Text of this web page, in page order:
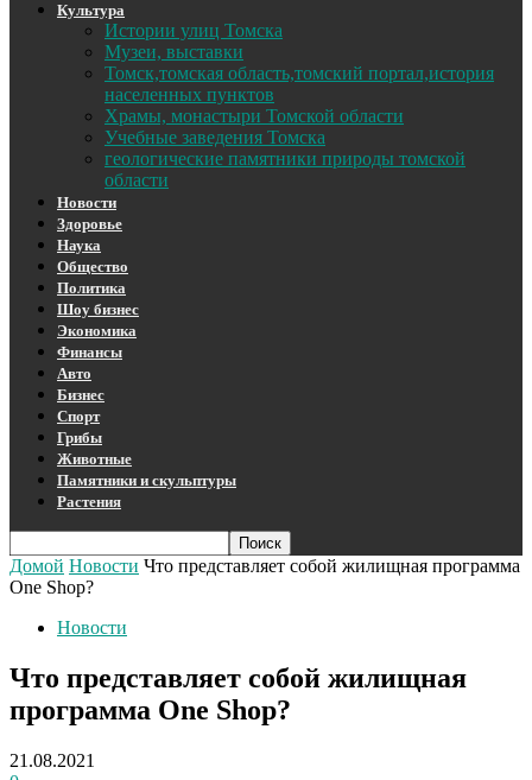
Культура
Истории улиц Томска
Музеи, выставки
Томск,томская область,томский портал,история
населенных пунктов
Храмы, монастыри Томской области
Учебные заведения Томска
геологические памятники природы томской
области
Новости
Здоровье
Наука
Общество
Политика
Шоу бизнес
Экономика
Финансы
Авто
Бизнес
Спорт
Грибы
Животные
Памятники и скульптуры
Растения
Домой Новости Что представляет собой жилищная программа
One Shop?
Новости
Что представляет собой жилищная
программа One Shop?
21.08.2021